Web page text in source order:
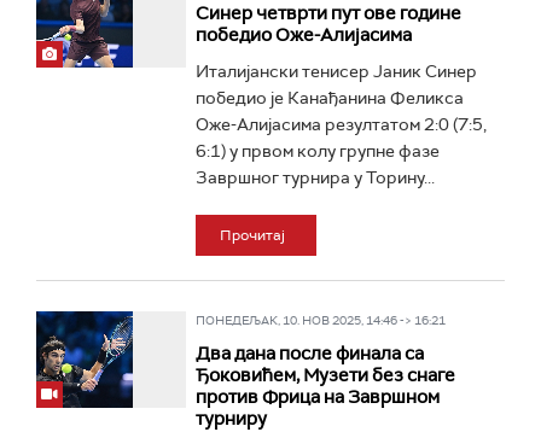
Синер четврти пут ове године
победио Оже-Алијасима
Италијански тенисер Јаник Синер
победио је Канађанина Феликса
Оже-Алијасима резултатом 2:0 (7:5,
6:1) у првом колу групне фазе
Завршног турнира у Торину...
Прочитај
ПОНЕДЕЉАК, 10. НОВ 2025, 14:46 -> 16:21
Два дана после финала са
Ђоковићем, Музети без снаге
против Фрица на Завршном
турниру